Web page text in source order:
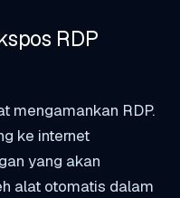
RDP
mengamankan RDP.
ke internet
yang akan
alat otomatis dalam